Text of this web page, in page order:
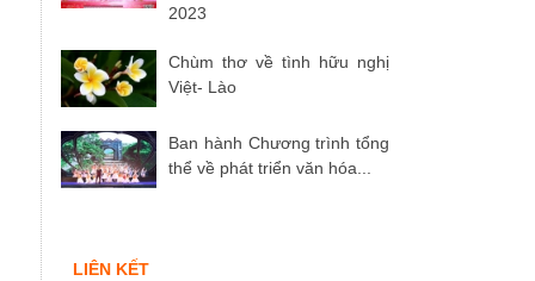
2023
Chùm thơ về tình hữu nghị
Việt- Lào
Ban hành Chương trình tổng
thể về phát triển văn hóa...
LIÊN KẾT